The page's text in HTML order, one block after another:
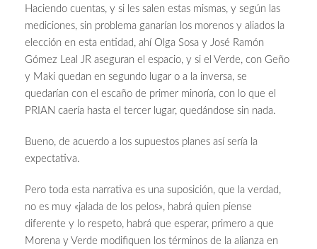
Haciendo cuentas, y si les salen estas mismas, y según las
mediciones, sin problema ganarían los morenos y aliados la
elección en esta entidad, ahí Olga Sosa y José Ramón
Gómez Leal JR aseguran el espacio, y si el Verde, con Geño
y Maki quedan en segundo lugar o a la inversa, se
quedarían con el escaño de primer minoría, con lo que el
PRIAN caería hasta el tercer lugar, quedándose sin nada.
Bueno, de acuerdo a los supuestos planes así sería la
expectativa.
Pero toda esta narrativa es una suposición, que la verdad,
no es muy «jalada de los pelos», habrá quien piense
diferente y lo respeto, habrá que esperar, primero a que
Morena y Verde modifiquen los términos de la alianza en